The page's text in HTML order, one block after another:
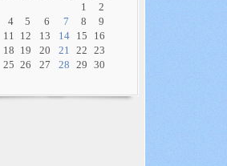
1
2
4 5 6 7 8
9
11 12 13 14 15
16
18 19 20 21 22 23
25 26 27 28 29 30